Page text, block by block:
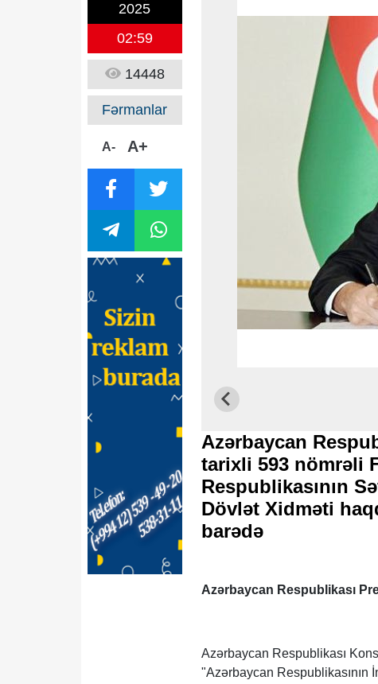
2025
02:59
14448
Fərmanlar
A- A+
Azərbaycan
tarixli 593 nömrəli
Respublikasının
Dövlət Xidməti
barədə
Azərbaycan Respublikası
Azərbaycan Respublikası
"Azərbaycan Respublikasının